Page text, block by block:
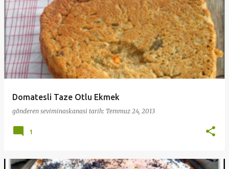
Domatesli Taze Otlu Ekmek
gönderen seviminaskanasi tarih: Temmuz 24, 2013
1